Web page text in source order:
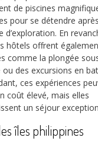
de piscines
pour se détendre
d’exploration. En
hôtels offrent
comme la plongée
ou des excursions en
ces expériences
coût élevé, mais elles
un séjour
îles philippines